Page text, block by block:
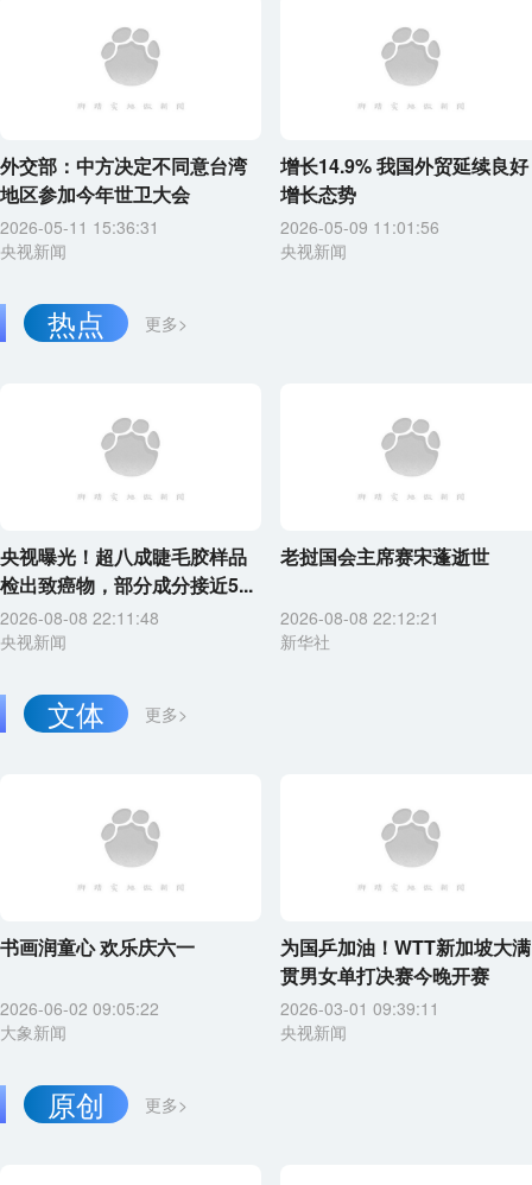
外交部：中方决定不同意台湾
地区参加今年世卫大会
2026-05-11 15:36:31
央视新闻
增长14.9% 我国外贸延续良好
增长态势
2026-05-09 11:01:56
央视新闻
更多>
热点
央视曝光！超八成睫毛胶样品
检出致癌物，部分成分接近5...
2026-08-08 22:11:48
央视新闻
老挝国会主席赛宋蓬逝世
2026-08-08 22:12:21
新华社
更多>
文体
书画润童心 欢乐庆六一
2026-06-02 09:05:22
大象新闻
为国乒加油！WTT新加坡大满
贯男女单打决赛今晚开赛
2026-03-01 09:39:11
央视新闻
更多>
原创